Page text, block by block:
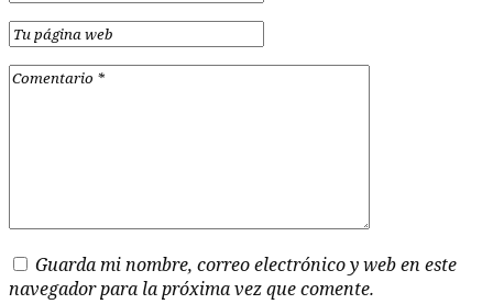
Guarda mi nombre, correo electrónico y web en este
navegador para la próxima vez que comente.